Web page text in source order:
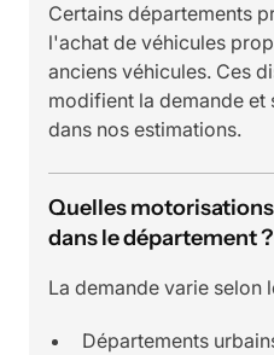
Certains départements
l'achat de véhicules
anciens véhicules. Ces
modifient la demande et
dans nos estimations.
Quelles
dans le département ?
La demande varie selon
Départements